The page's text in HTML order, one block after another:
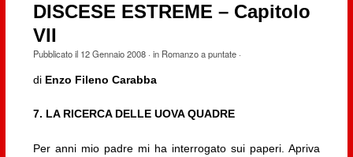
DISCESE ESTREME – Capitolo
VII
Pubblicato il 12 Gennaio 2008· in Romanzo a puntate·
di Enzo Fileno Carabba
7. LA RICERCA DELLE UOVA QUADRE
Per anni mio padre mi ha interrogato sui paperi. Apriva